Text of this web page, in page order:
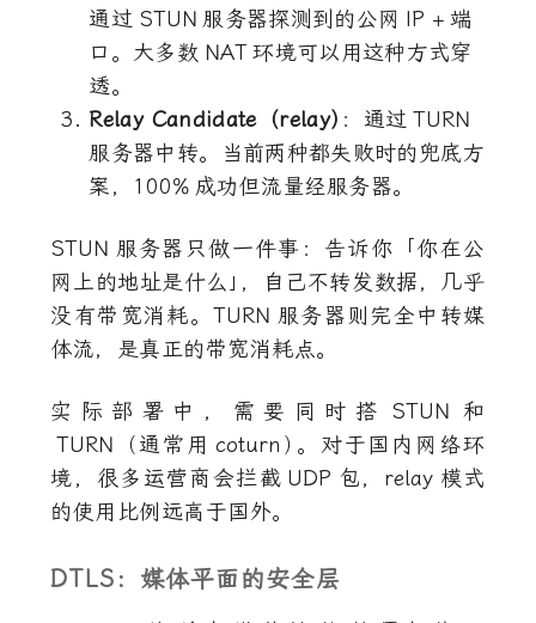
通过 STUN 服务器探测到的公网 IP + 端
口。大多数 NAT 环境可以用这种方式穿
透。
Relay Candidate（relay）：通过 TURN
服务器中转。当前两种都失败时的兜底方
案， 100% 成功但流量经服务器。
STUN 服务器只做一件事：告诉你「你在公
网上的地址是什么 」，自己不转发数据，几乎
没有带宽消耗。TURN 服务器则完全中转媒
体流，是真正的带宽消耗点。
实际部署中，需要同时搭 STUN 和
TURN （通常用 coturn ）。对于国内网络环
境，很多运营商会拦截 UDP 包， relay 模式
的使用比例远高于国外。
DTLS：媒体平面的安全层